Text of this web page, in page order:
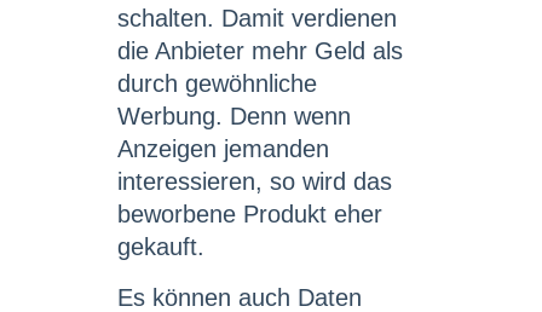
schalten. Damit verdienen
die Anbieter mehr Geld als
durch gewöhnliche
Werbung. Denn wenn
Anzeigen jemanden
interessieren, so wird das
beworbene Produkt eher
gekauft.
Es können auch Daten